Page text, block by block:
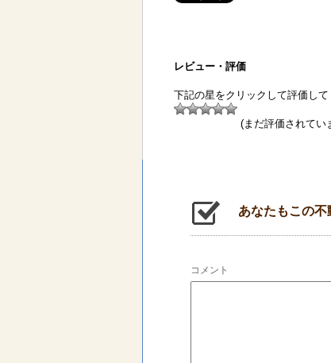
レビュー・評価
下記の星をクリックして評価して
(まだ評価されてい
あなたもこの不
コメント